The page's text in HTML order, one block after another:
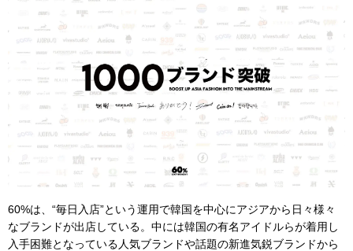
60%は、“毎日入店”という運用で韓国を中心にアジアから日々様々
なブランドが出店している。中には韓国の有名アイドルらが着用し
入手困難となっている人気ブランドや話題の新進気鋭ブランドから